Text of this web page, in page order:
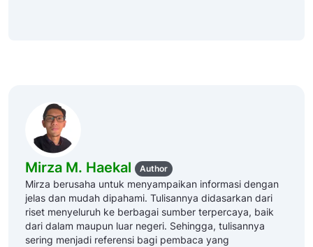
Mirza M. Haekal Author
Mirza berusaha untuk menyampaikan informasi dengan
jelas dan mudah dipahami. Tulisannya didasarkan dari
riset menyeluruh ke berbagai sumber terpercaya, baik
dari dalam maupun luar negeri. Sehingga, tulisannya
sering menjadi referensi bagi pembaca yang